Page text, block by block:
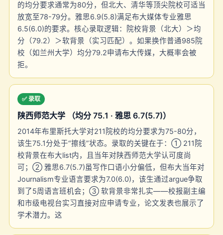
的均分要求通常为80分，但北大、清华等顶尖院校可适当
放宽至78-79分。雅思6.9(5.8)满足布大媒体专业雅思
6.5(6.0)的要求。核心录取逻辑：院校背景（北大）＞均
分（79.2）＞软背景（实习匹配）。如果换作普通985院
校（如兰州大学）均分79.2申请布大传媒，大概率会被
拒。
✅ 录取
陕西师范大学 （均分 75.1 · 雅思 6.7(5.7)）
2014年布里斯托大学对211院校的均分要求为75-80分，
该生75.1分处于“擦线”状态。录取的关键在于：① 211院
校背景在布大list内，且当年对陕西师范大学认可度尚
可；② 雅思6.7(5.7)虽写作口语小分偏低，但布大当年对
Journalism专业语言要求为7.0(6.0)，该生通过argue争取
到了5周语言班机会；③ 软背景非常扎实——校报副主编
和市级电视台实习直接对应申请专业，论文发表也展示了
学术潜力。这